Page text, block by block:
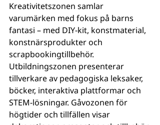
Kreativitetszonen samlar
varumärken med fokus på barns
fantasi – med DIY-kit, konstmaterial,
konstnärsprodukter och
scrapbookingtillbehör.
Utbildningszonen presenterar
tillverkare av pedagogiska leksaker,
böcker, interaktiva plattformar och
STEM-lösningar. Gåvozonen för
högtider och tillfällen visar